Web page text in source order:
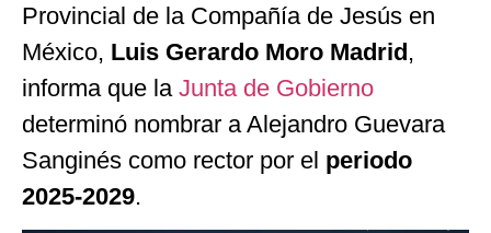
Provincial de la Compañía de Jesús en
México, Luis Gerardo Moro Madrid,
informa que la Junta de Gobierno
determinó nombrar a Alejandro Guevara
Sanginés como rector por el periodo
2025-2029.